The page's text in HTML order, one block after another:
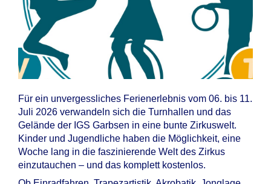
Für ein unvergessliches Ferienerlebnis vom 06. bis 11.
Juli 2026 verwandeln sich die Turnhallen und das
Gelände der IGS Garbsen in eine bunte Zirkuswelt.
Kinder und Jugendliche haben die Möglichkeit, eine
Woche lang in die faszinierende Welt des Zirkus
einzutauchen – und das komplett kostenlos.